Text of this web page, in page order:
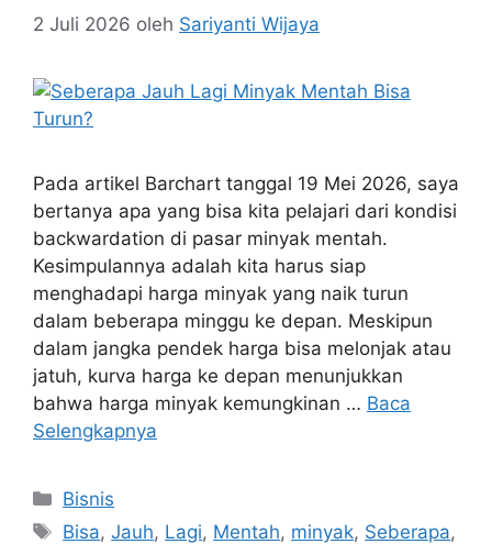
2 Juli 2026 oleh Sariyanti Wijaya
Pada artikel Barchart tanggal 19 Mei 2026, saya
bertanya apa yang bisa kita pelajari dari kondisi
backwardation di pasar minyak mentah.
Kesimpulannya adalah kita harus siap
menghadapi harga minyak yang naik turun
dalam beberapa minggu ke depan. Meskipun
dalam jangka pendek harga bisa melonjak atau
jatuh, kurva harga ke depan menunjukkan
bahwa harga minyak kemungkinan … Baca
Selengkapnya
Kategori
Bisnis
Tag
Bisa,Jauh, Lagi, Mentah, minyak, Seberapa,